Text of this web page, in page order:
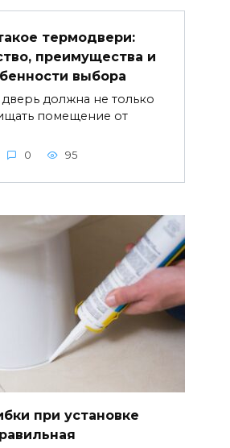
термодвери:
преимущества и
выбора
должна не только
помещение от
0 95
при установке